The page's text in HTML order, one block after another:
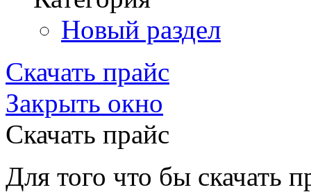
Новый раздел
Скачать прайс
Закрыть окно
Скачать прайс
Для того что бы скачать